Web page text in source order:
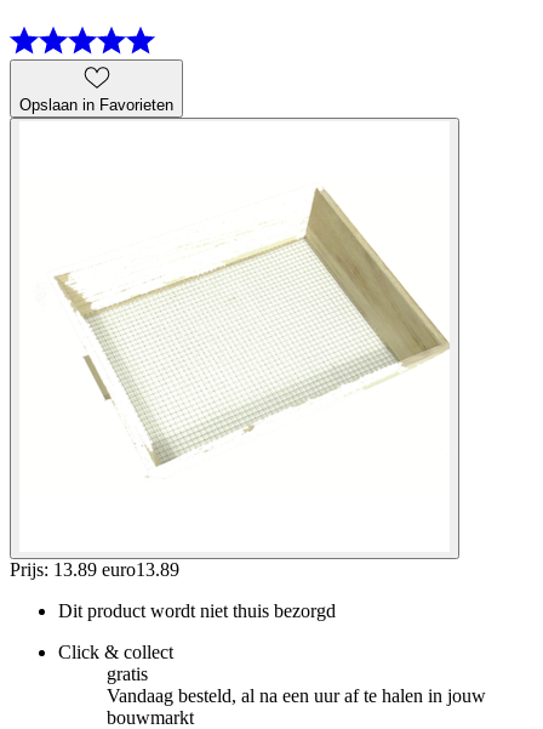
Opslaan in Favorieten
Prijs: 13.89 euro13.89
Dit product wordt niet thuis bezorgd
Click & collect
gratis
Vandaag besteld, al na een uur af te halen in jouw
bouwmarkt